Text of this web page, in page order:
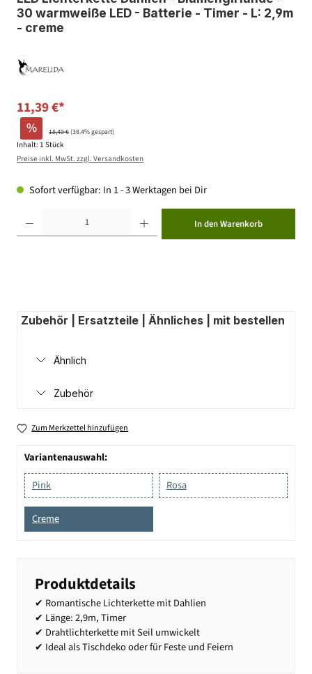
30 warmweiße LED - Batterie - Timer - L: 2,9m
- creme
11,39 €*
% 18,49 €(38.4% gespart)
Inhalt: 1 Stück
Preise inkl. MwSt. zzgl. Versandkosten
Sofort verfügbar: In 1 - 3 Werktagen bei Dir
In den Warenkorb
Zubehör | Ersatzteile | Ähnliches | mit bestellen
Ähnlich
Zubehör
Zum Merkzettel hinzufügen
Variantenauswahl:
Pink
Rosa
Creme
Produktdetails
✔ Romantische Lichterkette mit Dahlien
✔ Länge: 2,9m, Timer
✔ Drahtlichterkette mit Seil umwickelt
✔ Ideal als Tischdeko oder für Feste und Feiern